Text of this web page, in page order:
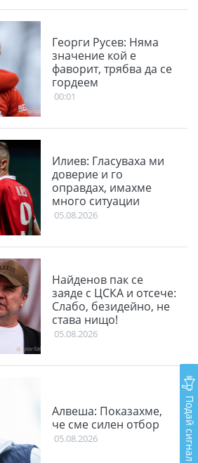
Георги Русев: Няма
значение кой е
фаворит, трябва да се
гордеем
00:01
Илиев: Гласуваха ми
доверие и го
оправдах, имахме
много ситуации
05.08.2026
Найденов пак се
заяде с ЦСКА и отсече:
Слабо, безидейно, не
става нищо!
05.08.2026
Алвеша: Показахме,
че сме силен отбор
05.08.2026 Подай сигнал